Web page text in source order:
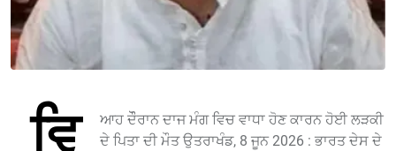
ਵਿ
ਆਹ ਦੌੌਰਾਨ ਦਾਜ ਮੰਗ ਵਿਚ ਵਾਧਾ ਹੋਣ ਕਾਰਨ ਹੋਈ ਲੜਕੀ
ਦੇ ਪਿਤਾ ਦੀ ਮੌਤ ਉਤਰਾਖੰਡ, 8 ਜੂਨ 2026 : ਭਾਰਤ ਦੇਸ ਦੇ